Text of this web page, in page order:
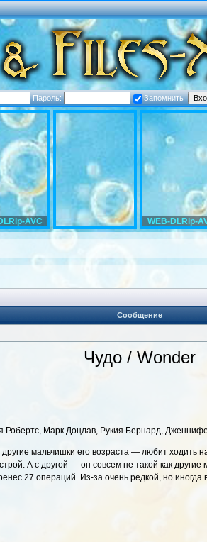
Пароль: Запомнить
AVC WEB-DLRip-
Сообщение
Чудо / Wonder
Робертс, Марк Доцлав, Рукия Бернард,
мальчишки его возраста — любит
А с другой — он совсем не такой как
27 операций. Из-за очень редкой, но